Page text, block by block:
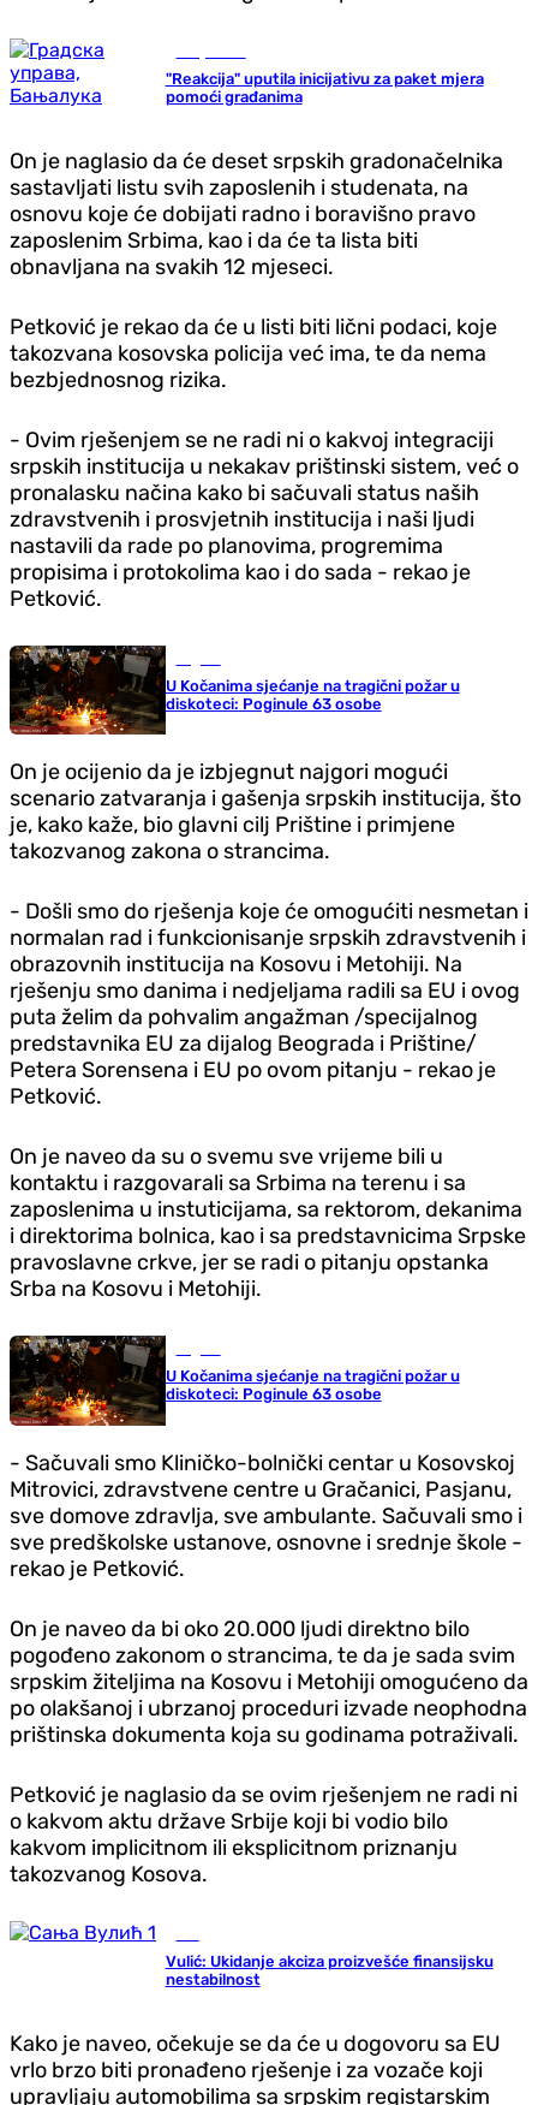
"Reakcija" uputila inicijativu za paket mjera
pomoći građanima
On je naglasio da će deset srpskih gradonačelnika
sastavljati listu svih zaposlenih i studenata, na
osnovu koje će dobijati radno i boravišno pravo
zaposlenim Srbima, kao i da će ta lista biti
obnavljana na svakih 12 mjeseci.
Petković je rekao da će u listi biti lični podaci, koje
takozvana kosovska policija već ima, te da nema
bezbjednosnog rizika.
- Ovim rješenjem se ne radi ni o kakvoj integraciji
srpskih institucija u nekakav prištinski sistem, već o
pronalasku načina kako bi sačuvali status naših
zdravstvenih i prosvjetnih institucija i naši ljudi
nastavili da rade po planovima, progremima
propisima i protokolima kao i do sada - rekao je
Petković.
U Kočanima sjećanje na tragični požar u
diskoteci: Poginule 63 osobe
On je ocijenio da je izbjegnut najgori mogući
scenario zatvaranja i gašenja srpskih institucija, što
je, kako kaže, bio glavni cilj Prištine i primjene
takozvanog zakona o strancima.
- Došli smo do rješenja koje će omogućiti nesmetan i
normalan rad i funkcionisanje srpskih zdravstvenih i
obrazovnih institucija na Kosovu i Metohiji. Na
rješenju smo danima i nedjeljama radili sa EU i ovog
puta želim da pohvalim angažman /specijalnog
predstavnika EU za dijalog Beograda i Prištine/
Petera Sorensena i EU po ovom pitanju - rekao je
Petković.
On je naveo da su o svemu sve vrijeme bili u
kontaktu i razgovarali sa Srbima na terenu i sa
zaposlenima u instuticijama, sa rektorom, dekanima
i direktorima bolnica, kao i sa predstavnicima Srpske
pravoslavne crkve, jer se radi o pitanju opstanka
Srba na Kosovu i Metohiji.
U Kočanima sjećanje na tragični požar u
diskoteci: Poginule 63 osobe
- Sačuvali smo Kliničko-bolnički centar u Kosovskoj
Mitrovici, zdravstvene centre u Gračanici, Pasjanu,
sve domove zdravlja, sve ambulante. Sačuvali smo i
sve predškolske ustanove, osnovne i srednje škole -
rekao je Petković.
On je naveo da bi oko 20.000 ljudi direktno bilo
pogođeno zakonom o strancima, te da je sada svim
srpskim žiteljima na Kosovu i Metohiji omogućeno da
po olakšanoj i ubrzanoj proceduri izvade neophodna
prištinska dokumenta koja su godinama potraživali.
Petković je naglasio da se ovim rješenjem ne radi ni
o kakvom aktu države Srbije koji bi vodio bilo
kakvom implicitnom ili eksplicitnom priznanju
takozvanog Kosova.
Vulić: Ukidanje akciza proizvešće finansijsku
nestabilnost
Kako je naveo, očekuje se da će u dogovoru sa EU
vrlo brzo biti pronađeno rješenje i za vozače koji
upravljaju automobilima sa srpskim registarskim